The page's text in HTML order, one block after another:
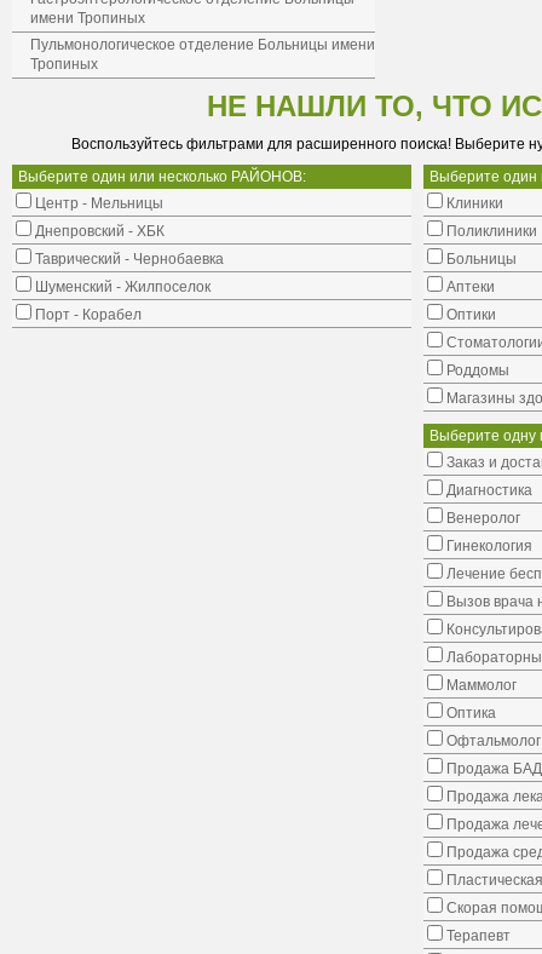
имени Тропиных
Пульмонологическое отделение Больницы имени
Тропиных
НЕ НАШЛИ ТО, ЧТО
Воспользуйтесь фильтрами для расширенного поиска! Выберите
Выберите один или несколько РАЙОНОВ:
Центр - Мельницы
Днепровский - ХБК
Таврический - Чернобаевка
Шуменский - Жилпоселок
Порт - Корабел
Выберите
Клиники
Поликлиники
Больницы
Аптеки
Оптики
Роддомы
Магазины
Выберите одну
Заказ и
Диагностика
Венеролог
Гинекология
Лечение
Вызов врача
Маммолог
Оптика
Офтальмолог
Продажа
Продажа
Продажа
Продажа
Скорая
Терапевт